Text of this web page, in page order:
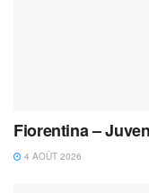
Fiorentina –
4 AOÛT 2026